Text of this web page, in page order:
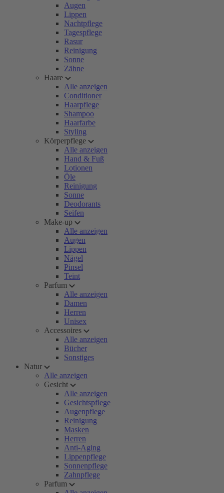
Augen
Lippen
Nachtpflege
Tagespflege
Rasur
Reinigung
Sonne
Zähne
Haare
Alle anzeigen
Conditioner
Haarpflege
Shampoo
Haarfarbe
Styling
Körperpflege
Alle anzeigen
Hand & Fuß
Lotionen
Öle
Reinigung
Sonne
Deodorants
Seifen
Make-up
Alle anzeigen
Augen
Lippen
Nägel
Pinsel
Teint
Parfum
Alle anzeigen
Damen
Herren
Unisex
Accessoires
Alle anzeigen
Bücher
Sonstiges
Natur
Alle anzeigen
Gesicht
Alle anzeigen
Gesichtspflege
Augenpflege
Reinigung
Masken
Herren
Anti-Aging
Lippenpflege
Sonnenpflege
Zahnpflege
Parfum